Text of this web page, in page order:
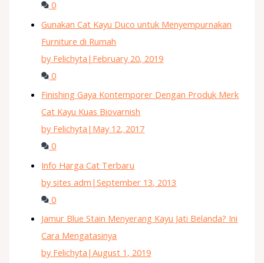
0
Gunakan Cat Kayu Duco untuk Menyempurnakan
Furniture di Rumah
by Felichyta | February 20, 2019
0
Finishing Gaya Kontemporer Dengan Produk Merk
Cat Kayu Kuas Biovarnish
by Felichyta | May 12, 2017
0
Info Harga Cat Terbaru
by sites adm |September 13, 2013
0
Jamur Blue Stain Menyerang Kayu Jati Belanda? Ini
Cara Mengatasinya
by Felichyta |August 1, 2019